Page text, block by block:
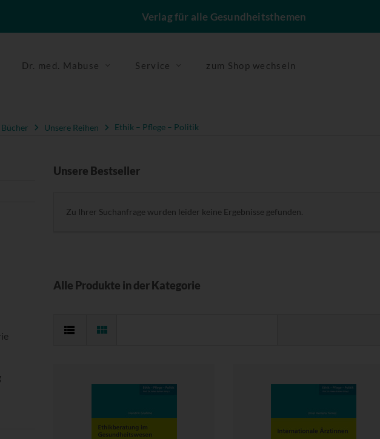
Verlag für alle Gesundheitsthemen
Dr. med. Mabuse Service zum Shop wechseln
Unsere Reihen Ethik – Pflege – Politik
Unsere Bestseller
Zu Ihrer Suchanfrage wurden leider keine Ergebnisse gefunden.
Alle Produkte in der Kategorie